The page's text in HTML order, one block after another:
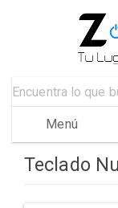
Menú
Teclado